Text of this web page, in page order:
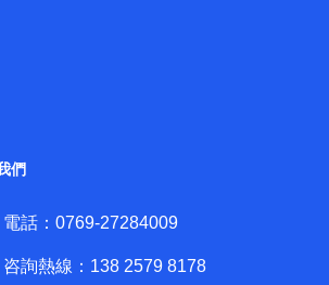
們
電話：0769-27284009
咨詢熱線：138 2579 8178